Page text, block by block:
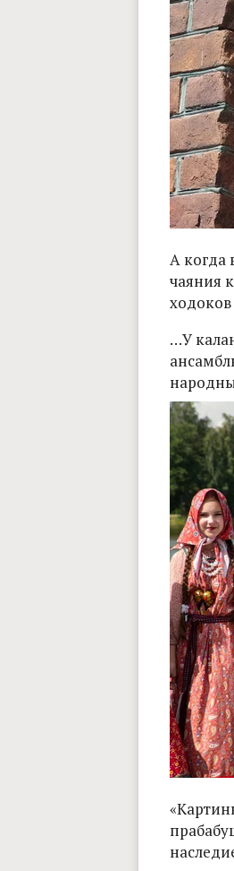
А когда
чаяния
ходоков
…У